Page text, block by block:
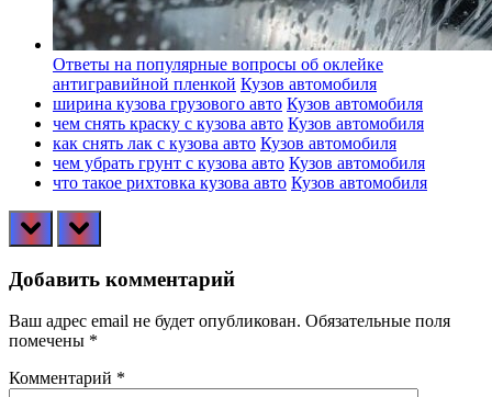
Ответы на популярные вопросы об оклейке
антигравийной пленкой Кузов автомобиля
ширина кузова грузового авто Кузов автомобиля
чем снять краску с кузова авто Кузов автомобиля
как снять лак с кузова авто Кузов автомобиля
чем убрать грунт с кузова авто Кузов автомобиля
что такое рихтовка кузова авто Кузов автомобиля
prev next
Добавить комментарий
Ваш адрес email не будет опубликован. Обязательные поля
помечены *
Комментарий *